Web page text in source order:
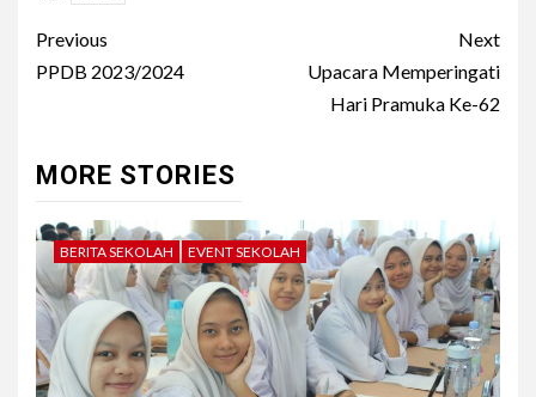
Post
navigation
Previous
PPDB 2023/2024
Next
Upacara Memperingati
Hari Pramuka Ke-62
MORE STORIES
BERITA SEKOLAH EVENT SEKOLAH